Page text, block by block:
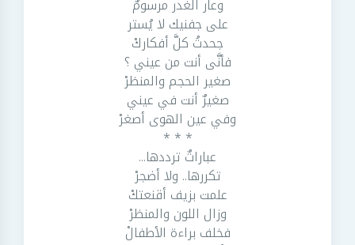
وعار الغدر مرسومٌ
على جفنيك لا يُستر
جحدتُ كلَّ أفكاركْ
فأنَّى أنت من عيني ؟
صغير الحجم والمنظرْ
صغيرٌ أنت في عيني
وفي عين الهوى أصغرْ
* * *
عباراتٌ ترددها...
تكررها.. ولا أضجرْ
علمت بزيف أقنعتكْ
وزال اللون والمنظرْ
فخلف براءة الأطفالْ